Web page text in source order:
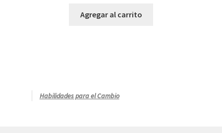
Agregar al carrito
Habilidades para el Cambio